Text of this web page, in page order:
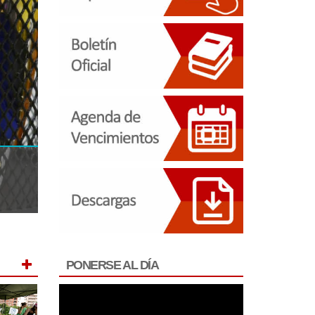
VENCIMIENTO
El 18 de agosto es la ultima oportunidad
PONERSE AL DÍA